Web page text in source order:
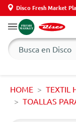
Disco Fresh Market
HOME TEXTIL
TOALLAS